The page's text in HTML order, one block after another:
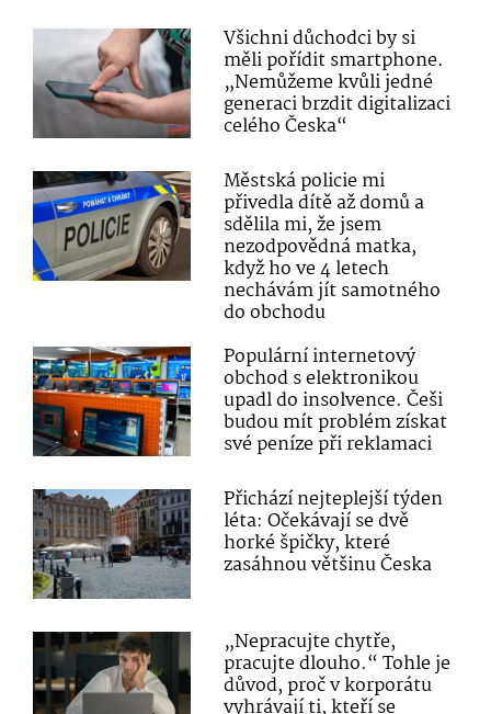
Všichni důchodci by si
měli pořídit smartphone.
„Nemůžeme kvůli jedné
generaci brzdit digitalizaci
celého Česka“
Městská policie mi
přivedla dítě až domů a
sdělila mi, že jsem
nezodpovědná matka,
když ho ve 4 letech
nechávám jít samotného
do obchodu
Populární internetový
obchod s elektronikou
upadl do insolvence. Češi
budou mít problém získat
své peníze při reklamaci
Přichází nejteplejší týden
léta: Očekávají se dvě
horké špičky, které
zasáhnou většinu Česka
„Nepracujte chytře,
pracujte dlouho.“ Tohle je
důvod, proč v korporátu